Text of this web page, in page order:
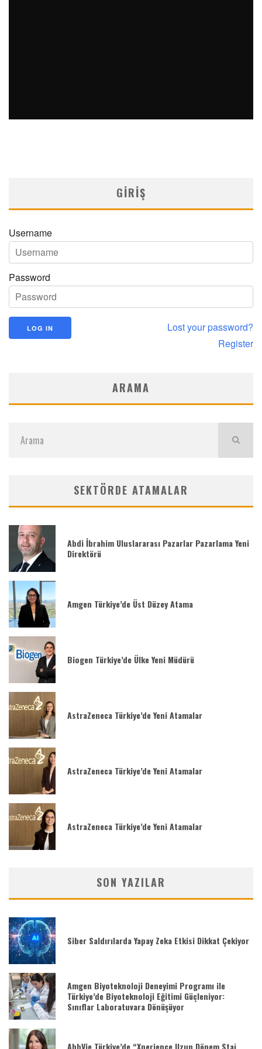
GIRIŞ
Username
Password
Lost your password?
Register
ARAMA
SEKTÖRDE ATAMALAR
Abdi İbrahim Uluslararası Pazarlar Pazarlama Yeni
Direktörü
Amgen Türkiye’de Üst Düzey Atama
Biogen Türkiye’de Ülke Yeni Müdürü
AstraZeneca Türkiye’de Yeni Atamalar
AstraZeneca Türkiye’de Yeni Atamalar
AstraZeneca Türkiye’de Yeni Atamalar
SON YAZILAR
Siber Saldırılarda Yapay Zeka Etkisi Dikkat Çekiyor
Amgen Biyoteknoloji Deneyimi Programı ile
Türkiye’de Biyoteknoloji Eğitimi Güçleniyor:
Sınıflar Laboratuvara Dönüşüyor
AbbVie Türkiye’de “Xperience Uzun Dönem Staj